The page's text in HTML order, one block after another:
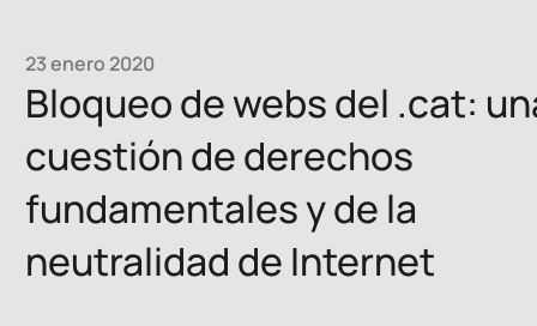
23 enero 2020
Bloqueo de webs del .cat:
cuestión de derechos
fundamentales y de la
neutralidad de Internet